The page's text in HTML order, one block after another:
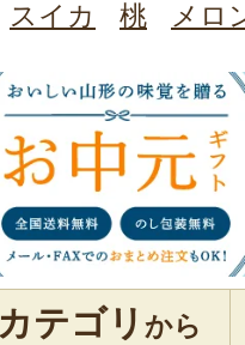
スイカ 桃 メロ
カテゴリ から